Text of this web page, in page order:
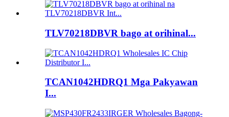
TLV70218DBVR bago at orihinal...
TCAN1042HDRQ1 Mga Pakyawan
I...